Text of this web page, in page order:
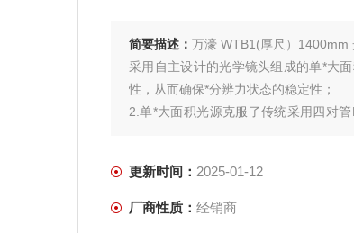
简要描述： 万濠 WTB1(厚尺）1400mm
采用自主设计的光学镜头组成的单*大
性，从而确保*分辨力状态的稳定性；
2.单*大面积光源克服了传统采用四对
更新时间： 2025-01-12
厂商性质： 经销商